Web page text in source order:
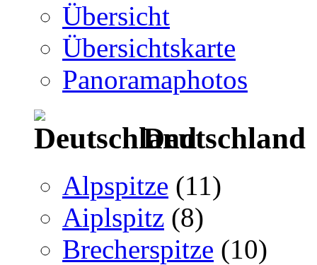
Übersicht
Übersichtskarte
Panoramaphotos
Deutschland
Alpspitze (11)
Aiplspitz (8)
Brecherspitze (10)